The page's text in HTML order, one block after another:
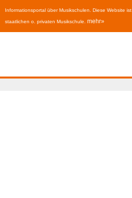
Informationsportal über Musikschulen. Diese Website
staatlichen o. privaten Musikschule. mehr»